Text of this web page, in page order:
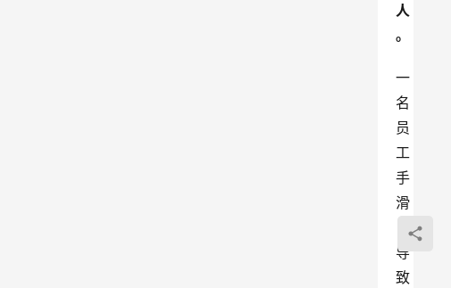
人
。
一
名
员
工
手
滑
，
导
致